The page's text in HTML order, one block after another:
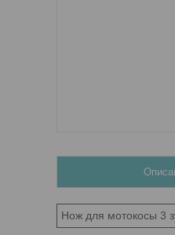
Нож для мотокосы 3